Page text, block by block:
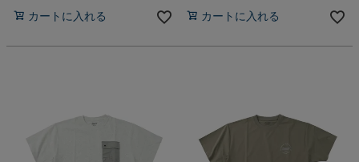
カートに入れる カートに入れる